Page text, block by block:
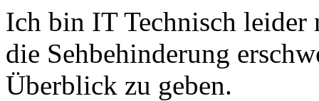
Ich bin IT Technisch
die Sehbehinderung
Überblick zu geben.